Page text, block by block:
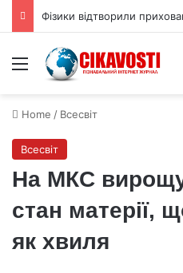
Menu
Home / Всесвіт
Всесвіт
На МКС
стан матерії,
як хвиля